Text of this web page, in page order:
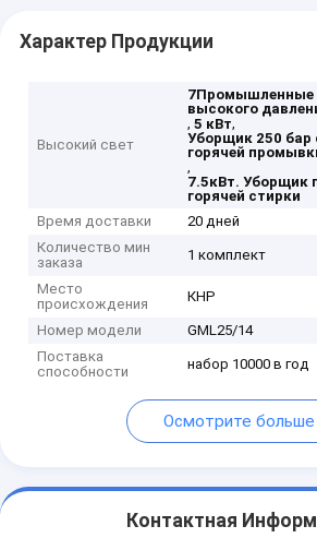
Характер Продукции
Высокий свет
7Промышленные
высокого
,5 кВт,
Уборщик 250 бар
горячей
,
7.5кВт. Уборщик
горячей стирки
Время доставки
20 дней
Количество мин
заказа
1 комплект
Место
происхождения
КНР
Номер модели
GML25/14
Поставка
способности
набор 10000 в год
Осмотрите больше
Контактная